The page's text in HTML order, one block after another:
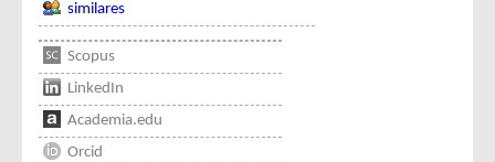
similares
Scopus
LinkedIn
Academia.edu
Orcid